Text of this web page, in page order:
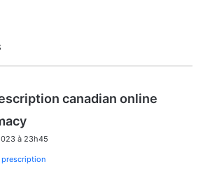
canadian online
t
à 23h45
prescription